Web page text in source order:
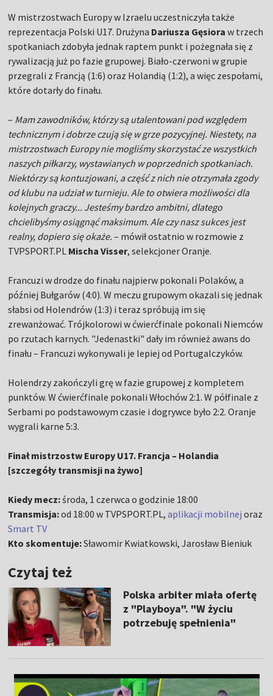
W mistrzostwach Europy w Izraelu uczestniczyła także
reprezentacja Polski U17. Drużyna Dariusza Gęsiora w trzech
spotkaniach zdobyła jednak raptem punkt i pożegnała się z
rywalizacją już po fazie grupowej. Biało-czerwoni w grupie
przegrali z Francją (1:6) oraz Holandią (1:2), a więc zespołami,
które dotarły do finału.
– Mam zawodników, którzy są utalentowani pod względem
technicznym i dobrze czują się w grze pozycyjnej. Niestety, na
mistrzostwach Europy nie mogliśmy skorzystać ze wszystkich
naszych piłkarzy, wystawianych w poprzednich spotkaniach.
Niektórzy są kontuzjowani, a część z nich nie otrzymała zgody
od klubu na udział w turnieju. Ale to otwiera możliwości dla
kolejnych graczy... Jesteśmy bardzo ambitni, dlatego
chcielibyśmy osiągnąć maksimum. Ale czy nasz sukces jest
realny, dopiero się okaże. – mówił ostatnio w rozmowie z
TVPSPORT.PL Mischa Visser, selekcjoner Oranje.
Francuzi w drodze do finału najpierw pokonali Polaków, a
później Bułgarów (4:0). W meczu grupowym okazali się jednak
słabsi od Holendrów (1:3) i teraz spróbują im się
zrewanżować. Trójkolorowi w ćwierćfinale pokonali Niemców
po rzutach karnych. "Jedenastki" dały im również awans do
finału – Francuzi wykonywali je lepiej od Portugalczyków.
Holendrzy zakończyli grę w fazie grupowej z kompletem
punktów. W ćwierćfinale pokonali Włochów 2:1. W półfinale z
Serbami po podstawowym czasie i dogrywce było 2:2. Oranje
wygrali karne 5:3.
Finał mistrzostw Europy U17. Francja – Holandia
[szczegóły transmisji na żywo]
Kiedy mecz:środa, 1 czerwca o godzinie 18:00
Transmisja:od 18:00 w TVPSPORT.PL,aplikacji mobilnej oraz
Smart TV
Kto skomentuje:Sławomir Kwiatkowski, Jarosław Bieniuk
Czytaj też
Polska arbiter miała ofertę
z "Playboya". "W życiu
potrzebuję spełnienia"